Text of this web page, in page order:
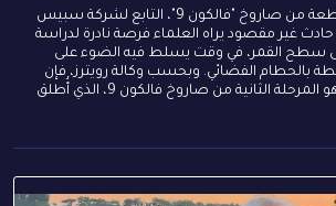
من المتوقع أن ترتطم قطعة من صاروخ "فالكون 9"، التابع لشركة سبيس
غير مقصود يراه العلماء فرصة نادرة لدراسة
سطح القمر، في وقت يسلط فيه الضوء على
بالحطام الفضائي. وبحسب وكالة رويترز، فإن
الجسم الذي سيتحطم هو المرحلة الثانية من صاروخ فالكون 9، الذي أُطلق